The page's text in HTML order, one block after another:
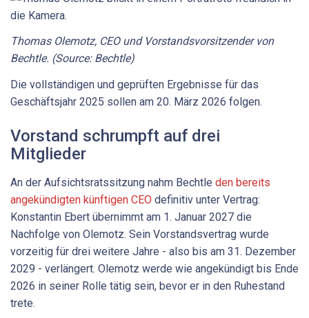
Thomas Olemotz, CEO und Vorstandsvorsitzender von
Bechtle. (Source: Bechtle)
Die vollständigen und geprüften Ergebnisse für das
Geschäftsjahr 2025 sollen am 20. März 2026 folgen.
Vorstand schrumpft auf drei
Mitglieder
An der Aufsichtsratssitzung nahm Bechtle den bereits
angekündigten künftigen CEO definitiv unter Vertrag:
Konstantin Ebert übernimmt am 1. Januar 2027 die
Nachfolge von Olemotz. Sein Vorstandsvertrag wurde
vorzeitig für drei weitere Jahre - also bis am 31. Dezember
2029 - verlängert. Olemotz werde wie angekündigt bis Ende
2026 in seiner Rolle tätig sein, bevor er in den Ruhestand
trete.